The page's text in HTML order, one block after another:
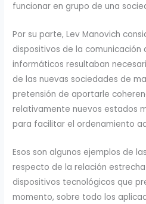
funcionar en grupo de una
Por su parte, Lev Manovich
dispositivos de la comunicación
informáticos resultaban
de las nuevas sociedades de
pretensión de aportarle
relativamente nuevos estados
para facilitar el ordenamiento
Esos son algunos ejemplos de
respecto de la relación
dispositivos tecnológicos que
momento, sobre todo los